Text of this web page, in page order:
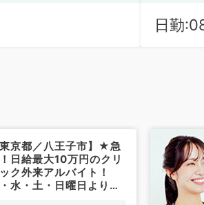
日勤
東京都／八王子市】★急
日給最大10万円のクリ
ク外来アルバイト！
水・土・日曜日より週1